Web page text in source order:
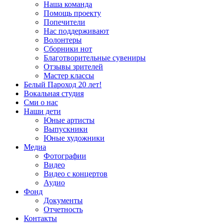
Наша команда
Помощь проекту
Попечители
Нас поддерживают
Волонтеры
Сборники нот
Благотворительные сувениры
Отзывы зрителей
Мастер классы
Белый Пароход 20 лет!
Вокальная студия
Сми о нас
Наши дети
Юные артисты
Выпускники
Юные художники
Медиа
Фотографии
Видео
Видео с концертов
Аудио
Фонд
Документы
Отчетность
Контакты